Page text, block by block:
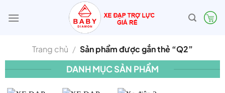
qua
Trang chủ / Sản phẩm được gắn thẻ “Q2”
DANH MỤC SẢN PHẨM